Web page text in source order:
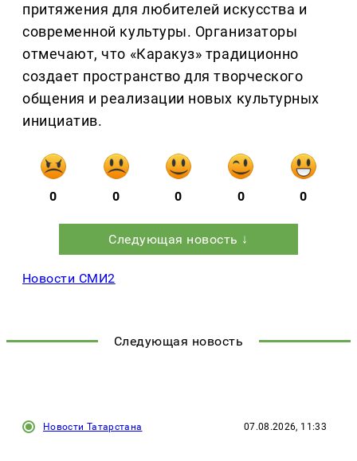
притяжения для любителей искусства и
современной культуры. Организаторы
отмечают, что «Каракуз» традиционно
создает пространство для творческого
общения и реализации новых культурных
инициатив.
0 0 0 0 0
Следующая новость ↓
Новости СМИ2
Следующая новость
Новости Татарстана 07.08.2026, 11:33